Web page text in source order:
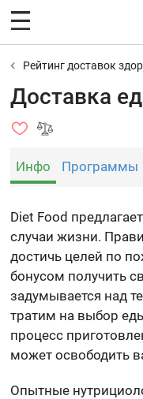
Рейтинг доставок
Доставка
Инфо Программы
Diet Food
случаи жизни.
достичь целей по
бонусом получить
задумывается над
тратим на выбор
процесс
может освободить
Опытные